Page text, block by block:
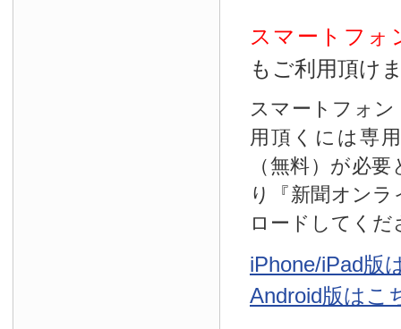
スマートフォ
もご利用頂け
スマートフォ
用頂くには専
（無料）が必
り『新聞オン
ロードしてくだ
iPhone/iPad版
Android版はこ